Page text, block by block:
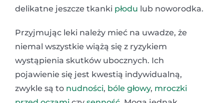
delikatne jeszcze tkanki płodu lub noworodka.
Przyjmując leki należy mieć na uwadze, że
niemal wszystkie wiążą się z ryzykiem
wystąpienia skutków ubocznych. Ich
pojawienie się jest kwestią indywidualną,
zwykle są to nudności, bóle głowy, mroczki